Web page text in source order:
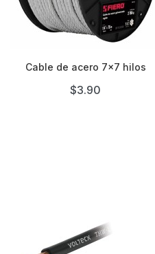

Cable de acero 7x7 hilos
$3.90